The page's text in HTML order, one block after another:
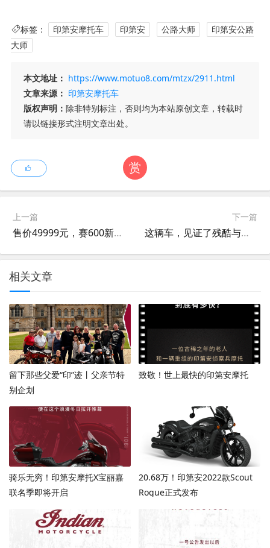
标签： 印第安摩托车 印第安 公路大师
印第安公路
大师
本文地址： https://www.motuo8.com/mtzx/2911.html
文章来源： 印第安摩托车
版权声明： 除非特别标注，否则均为本站原创文章，转载时
请以链接形式注明文章出处。
赏
上一篇
售价49999元，赛600新配色，优雅又神秘的珍稀白来袭
下一篇
这辆车，见证了残酷与美好
相关文章
留下那些父爱“印”迹丨父亲节特
别企划
致敬！世上最快的印第安摩托
骑乐无穷！印第安摩托X宝丽嘉
联名季即将开启
20.68万！印第安2022款Scout
Rogue正式发布